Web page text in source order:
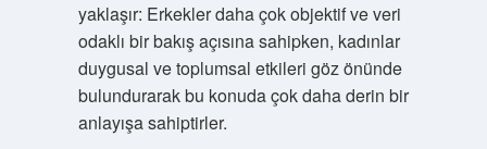
yaklaşır: Erkekler daha çok objektif ve veri
odaklı bir bakış açısına sahipken, kadınlar
duygusal ve toplumsal etkileri göz önünde
bulundurarak bu konuda çok daha derin bir
anlayışa sahiptirler.